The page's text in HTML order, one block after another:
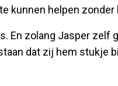
kunnen helpen zonder
En zolang Jasper zelf
dat zij hem stukje